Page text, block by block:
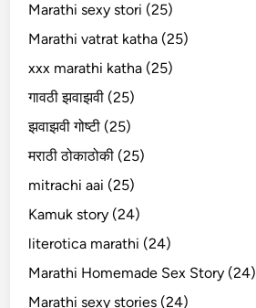
Marathi sexy stori (25)
Marathi vatrat katha (25)
xxx marathi katha (25)
गावठी झवाझवी (25)
झवाझवी गोष्टी (25)
मराठी ठोकाठोकी (25)
mitrachi aai (25)
Kamuk story (24)
literotica marathi (24)
Marathi Homemade Sex Story (24)
Marathi sexy stories (24)